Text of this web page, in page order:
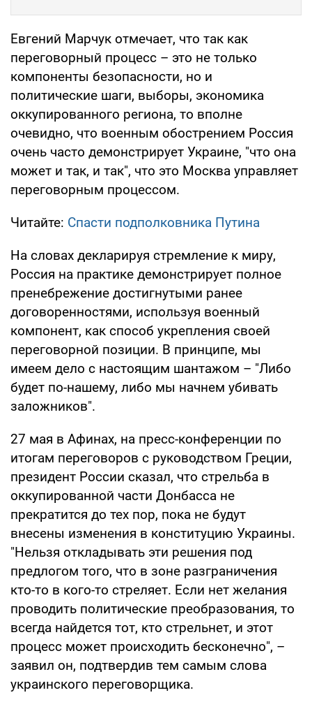
Евгений Марчук отмечает, что так как
переговорный процесс – это не только
компоненты безопасности, но и
политические шаги, выборы, экономика
оккупированного региона, то вполне
очевидно, что военным обострением Россия
очень часто демонстрирует Украине, "что она
может и так, и так", что это Москва управляет
переговорным процессом.
Читайте: Спасти подполковника Путина
На словах декларируя стремление к миру,
Россия на практике демонстрирует полное
пренебрежение достигнутыми ранее
договоренностями, используя военный
компонент, как способ укрепления своей
переговорной позиции. В принципе, мы
имеем дело с настоящим шантажом – "Либо
будет по-нашему, либо мы начнем убивать
заложников".
27 мая в Афинах, на пресс-конференции по
итогам переговоров с руководством Греции,
президент России сказал, что стрельба в
оккупированной части Донбасса не
прекратится до тех пор, пока не будут
внесены изменения в конституцию Украины.
"Нельзя откладывать эти решения под
предлогом того, что в зоне разграничения
кто-то в кого-то стреляет. Если нет желания
проводить политические преобразования, то
всегда найдется тот, кто стрельнет, и этот
процесс может происходить бесконечно", –
заявил он, подтвердив тем самым слова
украинского переговорщика.